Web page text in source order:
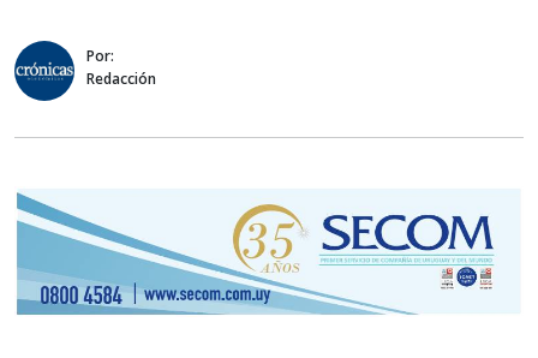
Por:
Redacción